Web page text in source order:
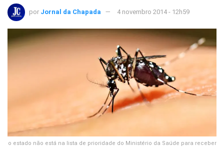
por Jornal da Chapada 4 novembro 2014 - 12h59
o estado não está na lista de prioridade do Ministério da Saúde para receber